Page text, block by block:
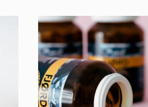
GÉRER
UNE
CARTE
ET
LES
ACHATS
EN
LIGNE
SANS